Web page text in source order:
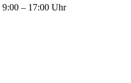
– 17:00 Uhr